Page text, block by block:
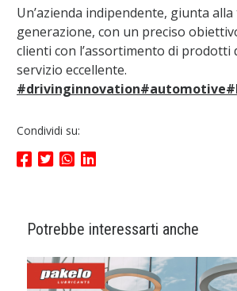
Un’azienda indipendente, giunta
generazione, con un preciso
clienti con l’assortimento di prodotti
servizio eccellente.
#drivinginnovation#automotive
Condividi su:
Potrebbe interessarti anche